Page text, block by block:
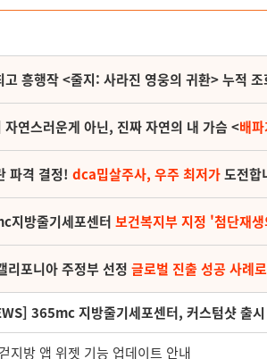
흥행작 <줄지: 사라진 영웅의 귀환> 누적
연스러운게 아닌, 진짜 자연의 내 가슴 <배
파격 결정! dca밉살주사, 우주 최저가도전합
지방줄기세포센터 보건복지부 지정 '첨단재
포니아 주정부 선정 글로벌 진출 성공 사례
365mc 지방줄기세포센터, 커스텀샷 출
지방 앱 위젯 기능 업데이트 안내